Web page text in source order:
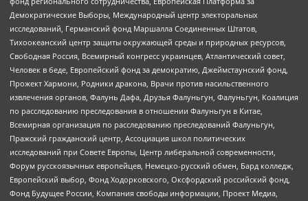
Демократические Выборы, Международный центр электоральных
исследований, Германский фонд Маршалла Соединенных Штатов,
Тихоокеанский центр защиты окружающей среды и природных ресурсов,
Свободная Россия, Всемирный конгресс украинцев, Атлантический совет,
Человек в беде, Европейский фонд за демократию, Джеймстаунский фонд,
Прожект Хармони, Родники дракона, Врачи против насильственного
извлечения органов, Фалунь Дафа, Друзья Фалуньгун, Фалуньгун, Коалиция
по расследованию преследования в отношении Фалуньгун в Китае,
Всемирная организация по расследованию преследований Фалуньгун,
Пражский гражданский центр, Ассоциация школ политических
исследований при Совете Европы, Центр либеральной современности,
Форум русскоязычных европейцев, Немецко-русский обмен, Бард колледж,
Европейский выбор, Фонд Ходорковского, Оксфордский российский фонд,
Фонд Будущее России, Компания свободы информации, Проект Медиа,